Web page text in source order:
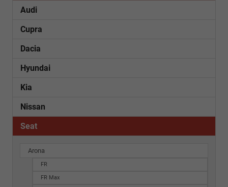
Audi
Cupra
Dacia
Hyundai
Kia
Nissan
Seat
Arona
FR
FR Max